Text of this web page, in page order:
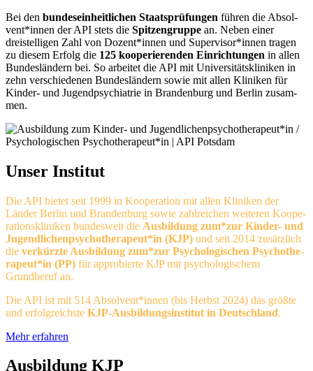
Bei den bundeseinheitlichen Staats­prü­fungen führen die Ab­sol­
vent*innen der API stets die Spitzengruppe an. Neben einer
dreistelligen Zahl von Do­zen­t*innen und Supervisor*innen tragen
zu diesem Erfolg die 125 ko­ope­rie­ren­den Einrichtungen in allen
Bundesländern bei. So arbeitet die API mit Uni­ver­si­täts­kli­niken in
zehn ver­schie­denen Bundesländern sowie mit allen Kli­ni­ken für
Kinder- und Jugendpsychiatrie in Brandenburg und Berlin zu­sam­
men.
Unser Institut
Die API bietet seit 1999 in Kooperation mit allen Kli­ni­ken der
Länder Berlin und Bran­den­burg sowie zahl­rei­chen weiteren Koope­
ra­tions­kliniken bun­des­weit die Ausbildung zum*zur Kinder- und
Ju­gend­lichen­psy­cho­thera­peut*in (KJP) und seit 2014 zusätzlich
die ver­kürzte Ausbildung zum*zur Psychologischen Psycho­the­
ra­peu­t*in (PP) für appro­bier­te KJP mit psy­cho­lo­gischem
Grundberuf an.
Die API ist mit 514 Ab­sol­vent*innen (bis Herbst 2024) das größte
und erfolgreichste KJP-Aus­bil­dungs­ins­ti­tut in Deut­schland.
Mehr erfahren
Ausbildung KJP